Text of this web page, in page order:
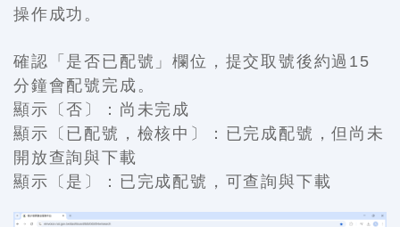
操作成功。
確認「是否已配號」欄位， 提交取號後約過15
分鐘會配號完成。
顯示〔否〕：尚未完成
顯示〔已配號，檢核中〕：已完成配號，但尚未
開放查詢與下載
顯示〔是〕：已完成配號，可查詢與下載